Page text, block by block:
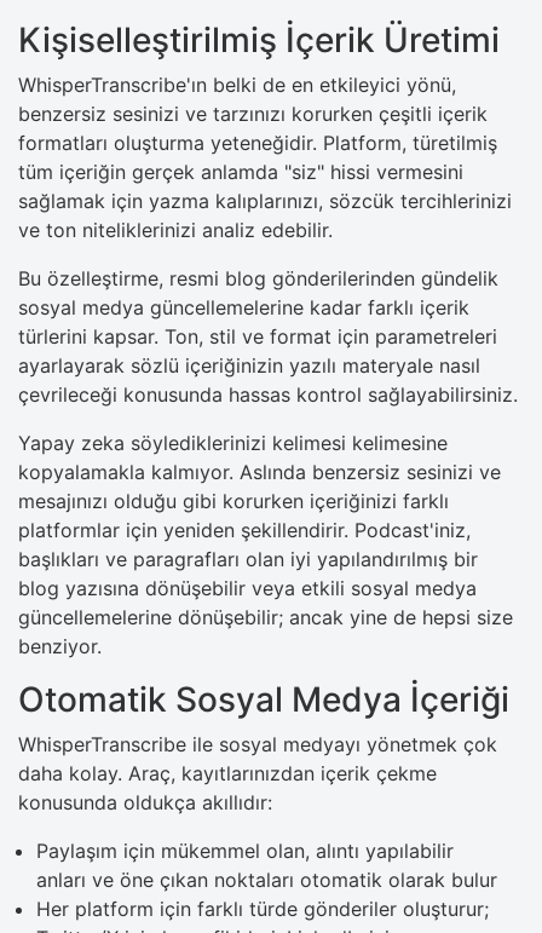
Kişiselleştirilmiş İçerik Üretimi
WhisperTranscribe'ın belki de en etkileyici yönü,
benzersiz sesinizi ve tarzınızı korurken çeşitli içerik
formatları oluşturma yeteneğidir. Platform, türetilmiş
tüm içeriğin gerçek anlamda "siz" hissi vermesini
sağlamak için yazma kalıplarınızı, sözcük tercihlerinizi
ve ton niteliklerinizi analiz edebilir.
Bu özelleştirme, resmi blog gönderilerinden gündelik
sosyal medya güncellemelerine kadar farklı içerik
türlerini kapsar. Ton, stil ve format için parametreleri
ayarlayarak sözlü içeriğinizin yazılı materyale nasıl
çevrileceği konusunda hassas kontrol sağlayabilirsiniz.
Yapay zeka söylediklerinizi kelimesi kelimesine
kopyalamakla kalmıyor. Aslında benzersiz sesinizi ve
mesajınızı olduğu gibi korurken içeriğinizi farklı
platformlar için yeniden şekillendirir. Podcast'iniz,
başlıkları ve paragrafları olan iyi yapılandırılmış bir
blog yazısına dönüşebilir veya etkili sosyal medya
güncellemelerine dönüşebilir; ancak yine de hepsi size
benziyor.
Otomatik Sosyal Medya İçeriği
WhisperTranscribe ile sosyal medyayı yönetmek çok
daha kolay. Araç, kayıtlarınızdan içerik çekme
konusunda oldukça akıllıdır:
Paylaşım için mükemmel olan, alıntı yapılabilir
anları ve öne çıkan noktaları otomatik olarak bulur
Her platform için farklı türde gönderiler oluşturur;